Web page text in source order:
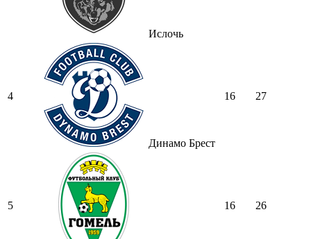
Ислочь
4
Динамо Брест
16 27
5 16 26